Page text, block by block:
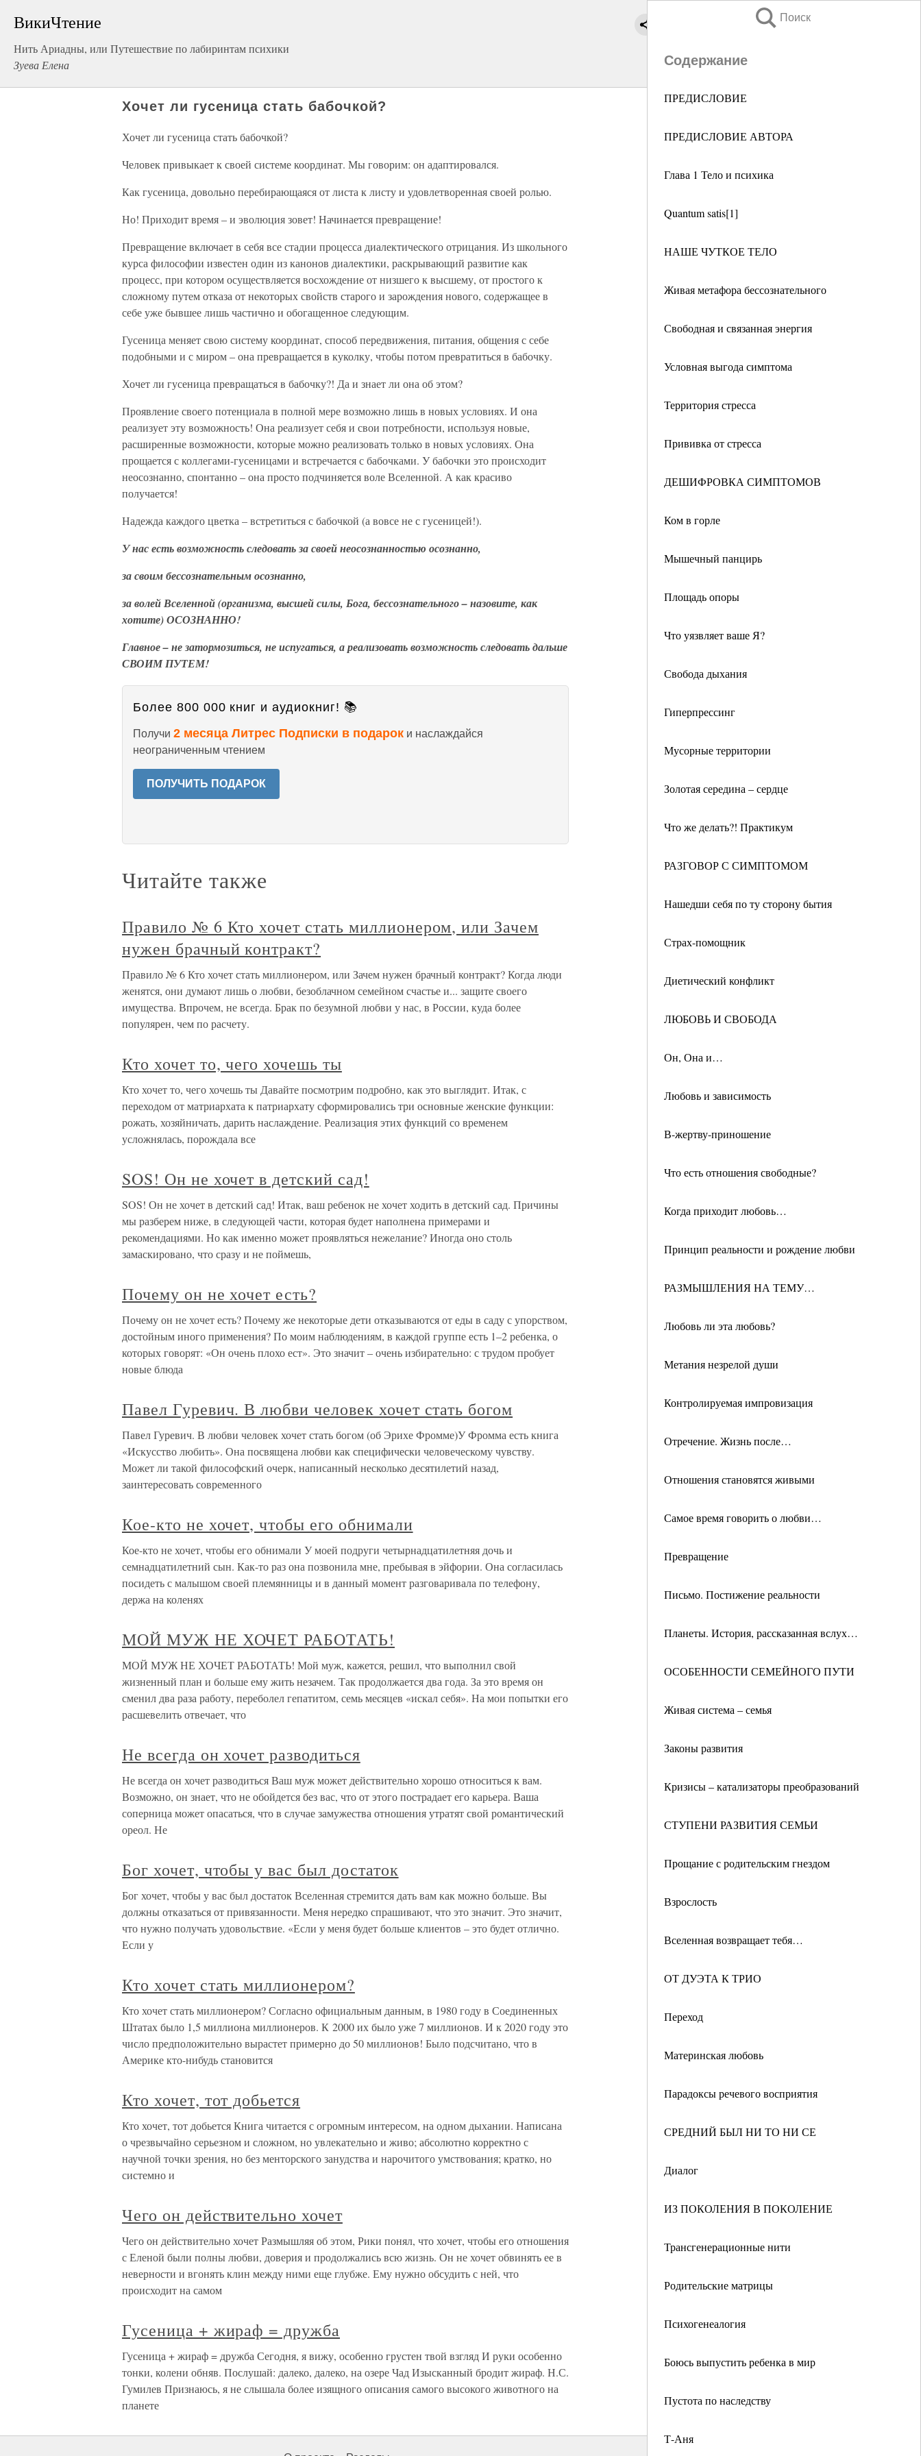
ВикиЧтение
Нить Ариадны, или Путешествие по лабиринтам психики
Зуева Елена
Поиск
Содержание
ПРЕДИСЛОВИЕ
ПРЕДИСЛОВИЕ АВТОРА
Глава 1 Тело и психика
Quantum satis[1]
НАШЕ ЧУТКОЕ ТЕЛО
Живая метафора бессознательного
Свободная и связанная энергия
Условная выгода симптома
Территория стресса
Прививка от стресса
ДЕШИФРОВКА СИМПТОМОВ
Ком в горле
Мышечный панцирь
Площадь опоры
Что уязвляет ваше Я?
Свобода дыхания
Гиперпрессинг
Мусорные территории
Золотая середина – сердце
Что же делать?! Практикум
РАЗГОВОР С СИМПТОМОМ
Нашедши себя по ту сторону бытия
Страх-помощник
Диетический конфликт
ЛЮБОВЬ И СВОБОДА
Он, Она и…
Любовь и зависимость
В-жертву-приношение
Что есть отношения свободные?
Когда приходит любовь…
Принцип реальности и рождение любви
РАЗМЫШЛЕНИЯ НА ТЕМУ…
Любовь ли эта любовь?
Метания незрелой души
Контролируемая импровизация
Отречение. Жизнь после…
Отношения становятся живыми
Самое время говорить о любви…
Превращение
Письмо. Постижение реальности
Планеты. История, рассказанная вслух…
ОСОБЕННОСТИ СЕМЕЙНОГО ПУТИ
Живая система – семья
Законы развития
Кризисы – катализаторы преобразований
СТУПЕНИ РАЗВИТИЯ СЕМЬИ
Прощание с родительским гнездом
Взрослость
Вселенная возвращает тебя…
ОТ ДУЭТА К ТРИО
Переход
Материнская любовь
Парадоксы речевого восприятия
СРЕДНИЙ БЫЛ НИ ТО НИ СЕ
Диалог
ИЗ ПОКОЛЕНИЯ В ПОКОЛЕНИЕ
Трансгенерационные нити
Родительские матрицы
Психогенеалогия
Боюсь выпустить ребенка в мир
Пустота по наследству
Т-Аня
Хочет ли гусеница стать бабочкой?
Хочет ли гусеница стать бабочкой?
Человек привыкает к своей системе координат. Мы говорим: он адаптировался.
Как гусеница, довольно перебирающаяся от листа к листу и удовлетворенная своей ролью.
Но! Приходит время – и эволюция зовет! Начинается превращение!
Превращение включает в себя все стадии процесса диалектического отрицания. Из школьного
курса философии известен один из канонов диалектики, раскрывающий развитие как
процесс, при котором осуществляется восхождение от низшего к высшему, от простого к
сложному путем отказа от некоторых свойств старого и зарождения нового, содержащее в
себе уже бывшее лишь частично и обогащенное следующим.
Гусеница меняет свою систему координат, способ передвижения, питания, общения с себе
подобными и с миром – она превращается в куколку, чтобы потом превратиться в бабочку.
Хочет ли гусеница превращаться в бабочку?! Да и знает ли она об этом?
Проявление своего потенциала в полной мере возможно лишь в новых условиях. И она
реализует эту возможность! Она реализует себя и свои потребности, используя новые,
расширенные возможности, которые можно реализовать только в новых условиях. Она
прощается с коллегами-гусеницами и встречается с бабочками. У бабочки это происходит
неосознанно, спонтанно – она просто подчиняется воле Вселенной. А как красиво
получается!
Надежда каждого цветка – встретиться с бабочкой (а вовсе не с гусеницей!).
У нас есть возможность следовать за своей неосознанностью осознанно,
за своим бессознательным осознанно,
за волей Вселенной (организма, высшей силы, Бога, бессознательного – назовите, как
хотите) ОСОЗНАННО!
Главное – не затормозиться, не испугаться, а реализовать возможность следовать дальше
СВОИМ ПУТЕМ!
Более 800 000 книг и аудиокниг! 📚
Получи 2 месяца Литрес Подписки в подарок и наслаждайся
неограниченным чтением
ПОЛУЧИТЬ ПОДАРОК
Читайте также
Правило № 6 Кто хочет стать миллионером, или Зачем
нужен брачный контракт?
Правило № 6 Кто хочет стать миллионером, или Зачем нужен брачный контракт? Когда люди
женятся, они думают лишь о любви, безоблачном семейном счастье и... защите своего
имущества. Впрочем, не всегда. Брак по безумной любви у нас, в России, куда более
популярен, чем по расчету.
Кто хочет то, чего хочешь ты
Кто хочет то, чего хочешь ты Давайте посмотрим подробно, как это выглядит. Итак, с
переходом от матриархата к патриархату сформировались три основные женские функции:
рожать, хозяйничать, дарить наслаждение. Реализация этих функций со временем
усложнялась, порождала все
SOS! Он не хочет в детский сад!
SOS! Он не хочет в детский сад! Итак, ваш ребенок не хочет ходить в детский сад. Причины
мы разберем ниже, в следующей части, которая будет наполнена примерами и
рекомендациями. Но как именно может проявляться нежелание? Иногда оно столь
замаскировано, что сразу и не поймешь,
Почему он не хочет есть?
Почему он не хочет есть? Почему же некоторые дети отказываются от еды в саду с упорством,
достойным иного применения? По моим наблюдениям, в каждой группе есть 1–2 ребенка, о
которых говорят: «Он очень плохо ест». Это значит – очень избирательно: с трудом пробует
новые блюда
Павел Гуревич. В любви человек хочет стать богом
Павел Гуревич. В любви человек хочет стать богом (об Эрихе Фромме)У Фромма есть книга
«Искусство любить». Она посвящена любви как специфически человеческому чувству.
Может ли такой философский очерк, написанный несколько десятилетий назад,
заинтересовать современного
Кое-кто не хочет, чтобы его обнимали
Кое-кто не хочет, чтобы его обнимали У моей подруги четырнадцатилетняя дочь и
семнадцатилетний сын. Как-то раз она позвонила мне, пребывая в эйфории. Она согласилась
посидеть с малышом своей племянницы и в данный момент разговаривала по телефону,
держа на коленях
МОЙ МУЖ НЕ ХОЧЕТ РАБОТАТЬ!
МОЙ МУЖ НЕ ХОЧЕТ РАБОТАТЬ! Мой муж, кажется, решил, что выполнил свой
жизненный план и больше ему жить незачем. Так продолжается два года. За это время он
сменил два раза работу, переболел гепатитом, семь месяцев «искал себя». На мои попытки его
расшевелить отвечает, что
Не всегда он хочет разводиться
Не всегда он хочет разводиться Ваш муж может действительно хорошо относиться к вам.
Возможно, он знает, что не обойдется без вас, что от этого пострадает его карьера. Ваша
соперница может опасаться, что в случае замужества отношения утратят свой романтический
ореол. Не
Бог хочет, чтобы у вас был достаток
Бог хочет, чтобы у вас был достаток Вселенная стремится дать вам как можно больше. Вы
должны отказаться от привязанности. Меня нередко спрашивают, что это значит. Это значит,
что нужно получать удовольствие. «Если у меня будет больше клиентов – это будет отлично.
Если у
Кто хочет стать миллионером?
Кто хочет стать миллионером? Согласно официальным данным, в 1980 году в Соединенных
Штатах было 1,5 миллиона миллионеров. К 2000 их было уже 7 миллионов. И к 2020 году это
число предположительно вырастет примерно до 50 миллионов! Было подсчитано, что в
Америке кто-нибудь становится
Кто хочет, тот добьется
Кто хочет, тот добьется Книга читается с огромным интересом, на одном дыхании. Написана
о чрезвычайно серьезном и сложном, но увлекательно и живо; абсолютно корректно с
научной точки зрения, но без менторского занудства и нарочитого умствования; кратко, но
системно и
Чего он действительно хочет
Чего он действительно хочет Размышляя об этом, Рики понял, что хочет, чтобы его отношения
с Еленой были полны любви, доверия и продолжались всю жизнь. Он не хочет обвинять ее в
неверности и вгонять клин между ними еще глубже. Ему нужно обсудить с ней, что
происходит на самом
Гусеница + жираф = дружба
Гусеница + жираф = дружба Сегодня, я вижу, особенно грустен твой взгляд И руки особенно
тонки, колени обняв. Послушай: далеко, далеко, на озере Чад Изысканный бродит жираф. Н.С.
Гумилев Признаюсь, я не слышала более изящного описания самого высокого животного на
планете